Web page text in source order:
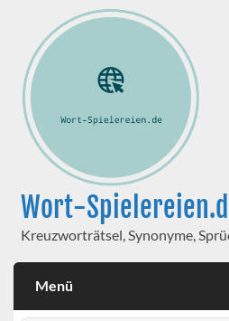
Wort-
Kreuzworträtsel, Synonyme,
Menü